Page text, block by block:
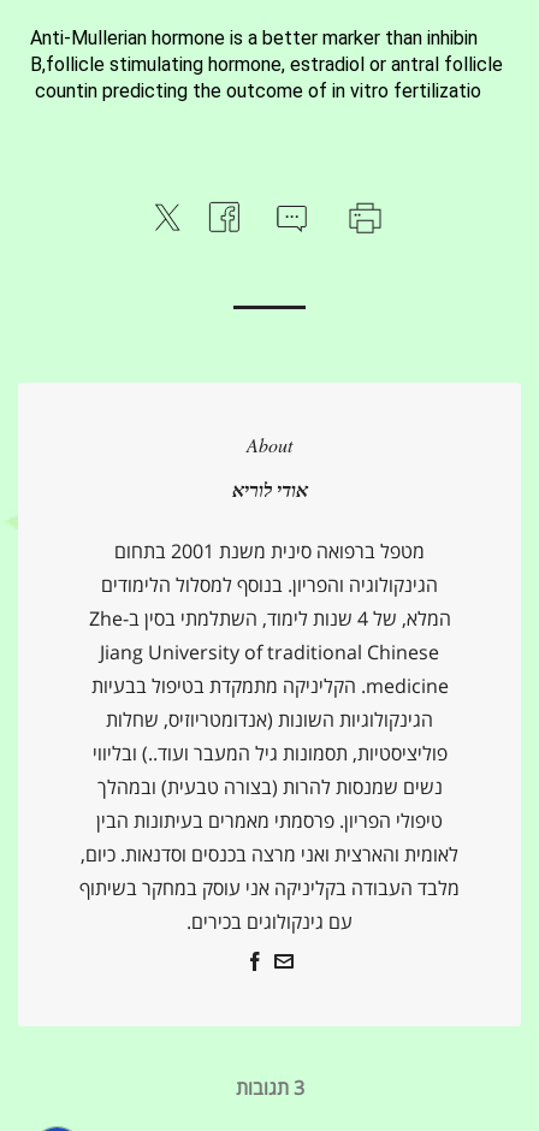
Anti-Mullerian hormone is a better marker than inhibin
B,follicle stimulating hormone, estradiol or antral follicle
countin predicting the outcome of in vitro fertilizatio
About
אודי לוריא
מטפל ברפואה סינית משנת 2001 בתחום
הגינקולוגיה והפריון. בנוסף למסלול הלימודים
המלא, של 4 שנות לימוד, השתלמתי בסין ב-Zhe
Jiang University of traditional Chinese
medicine. הקליניקה מתמקדת בטיפול בבעיות
הגינקולוגיות השונות (אנדומטריוזיס, שחלות
פוליציסטיות, תסמונות גיל המעבר ועוד..) ובליווי
נשים שמנסות להרות (בצורה טבעית) ובמהלך
טיפולי הפריון. פרסמתי מאמרים בעיתונות הבין
לאומית והארצית ואני מרצה בכנסים וסדנאות. כיום,
מלבד העבודה בקליניקה אני עוסק במחקר בשיתוף
עם גינקולוגים בכירים.
3 תגובות